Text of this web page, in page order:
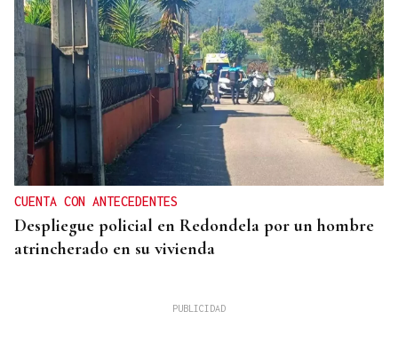
CUENTA CON ANTECEDENTES
Despliegue policial en Redondela por un hombre
atrincherado en su vivienda